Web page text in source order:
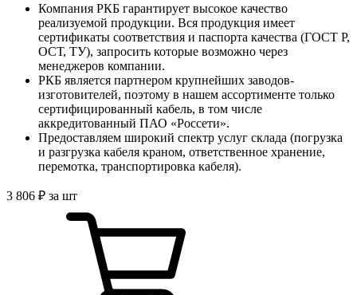
Компания РКБ гарантирует высокое качество
реализуемой продукции. Вся продукция имеет
сертификаты соответствия и паспорта качества (ГОСТ Р,
ОСТ, ТУ), запросить которые возможно через
менеджеров компании.
РКБ является партнером крупнейших заводов-
изготовителей, поэтому в нашем ассортименте только
сертифицированный кабель, в том числе
аккредитованный ПАО «Россети».
Предоставляем широкий спектр услуг склада (погрузка
и разгрузка кабеля краном, ответственное хранение,
перемотка, транспортировка кабеля).
3 806 ₽ за шт